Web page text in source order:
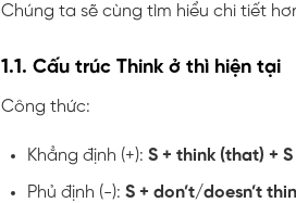
Chúng ta sẽ cùng tìm hiểu chi tiết
1.1. Cấu trúc Think ở thì hiện tại
Công thức:
Khẳng định (+): S + think (that) + S
Phủ định (-): S + don’t/doesn’t